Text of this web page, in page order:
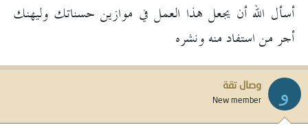
أسأل الله أن يجعل هذا العمل في موازين حسناتك وليهنك
أجر من استفاد منه ونشره
و وصال تقة
New member